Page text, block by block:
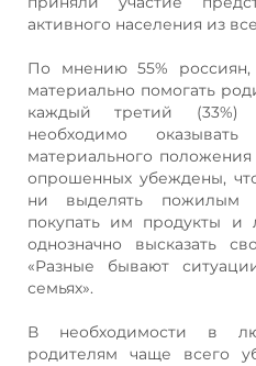
активного населения из
По мнению 55%
материально помогать
каждый третий (33%)
необходимо
материального
опрошенных убеждены,
ни выделять пожилым
покупать им продукты и
однозначно высказать
«Разные бывают
семьях».
В необходимости в
родителям чаще всего